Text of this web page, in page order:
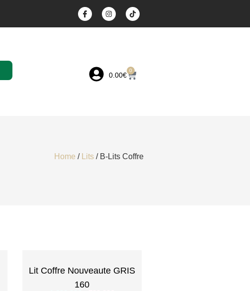
0.00€
0
Home / Lits / B-Lits Coffre
Lit Coffre Nouveaute GRIS
160